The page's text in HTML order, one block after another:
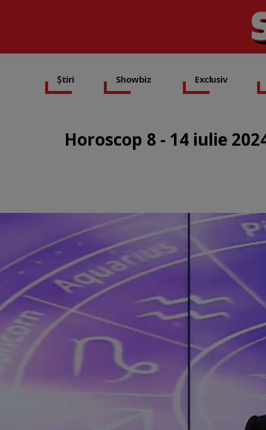
Știri Showbiz Exclusiv
Horoscop 8 - 14 iulie